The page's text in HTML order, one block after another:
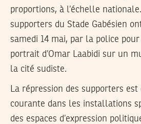
proportions, à l’échelle
supporters du Stade Gabésien
samedi 14 mai, par la police
portrait d’Omar Laabidi sur un
la cité sudiste.
La répression des supporters
courante dans les installations
des espaces d’expression